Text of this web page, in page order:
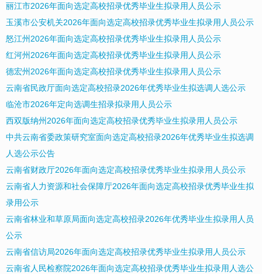
丽江市2026年面向选定高校招录优秀毕业生拟录用人员公示
玉溪市公安机关2026年面向选定高校招录优秀毕业生拟录用人员公示
怒江州2026年面向选定高校招录优秀毕业生拟录用人员公示
红河州2026年面向选定高校招录优秀毕业生拟录用人员公示
德宏州2026年面向选定高校招录优秀毕业生拟录用人员公示
云南省民政厅面向选定高校招录2026年优秀毕业生拟选调人选公示
临沧市2026年定向选调生招录拟录用人员公示
西双版纳州2026年面向选定高校招录优秀毕业生拟录用人员公示
中共云南省委政策研究室面向选定高校招录2026年优秀毕业生拟选调
人选公示公告
云南省财政厅2026年面向选定高校招录优秀毕业生拟录用人员公示
云南省人力资源和社会保障厅2026年面向选定高校招录优秀毕业生拟
录用公示
云南省林业和草原局面向选定高校招录2026年优秀毕业生拟录用人员
公示
云南省信访局2026年面向选定高校招录优秀毕业生拟录用人员公示
云南省人民检察院2026年面向选定高校招录优秀毕业生拟录用人选公